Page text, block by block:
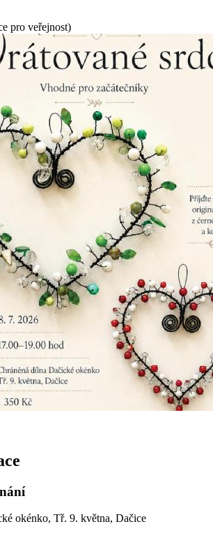
pro veřejnost)
okénko, Tř. 9. května, Dačice